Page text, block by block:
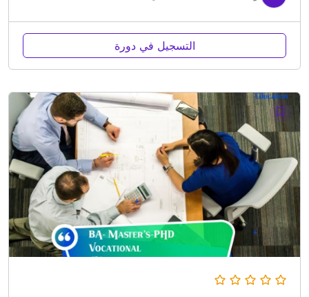
التسجيل في دورة